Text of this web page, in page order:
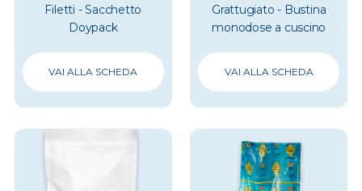
Filetti - Sacchetto
Doypack
VAI ALLA SCHEDA
Grattugiato - Bustina
monodose a cuscino
VAI ALLA SCHEDA